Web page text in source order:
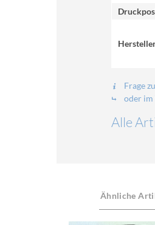
Frage
oder im
Alle
Ähnliche